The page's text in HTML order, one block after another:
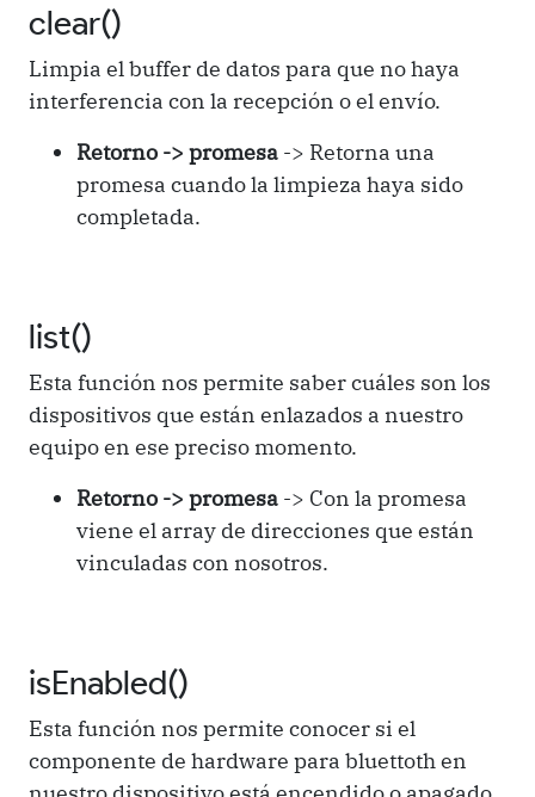
clear()
Limpia el buffer de datos para que no haya
interferencia con la recepción o el envío.
Retorno -> promesa -> Retorna una
promesa cuando la limpieza haya sido
completada.
list()
Esta función nos permite saber cuáles son los
dispositivos que están enlazados a nuestro
equipo en ese preciso momento.
Retorno -> promesa -> Con la promesa
viene el array de direcciones que están
vinculadas con nosotros.
isEnabled()
Esta función nos permite conocer si el
componente de hardware para bluettoth en